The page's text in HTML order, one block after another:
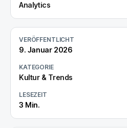
Analytics
VERÖFFENTLICHT
9. Januar 2026
KATEGORIE
Kultur & Trends
LESEZEIT
3 Min.